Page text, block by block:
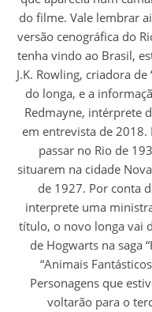
do filme. Vale lembrar
versão cenográfica do
tenha vindo ao Brasil,
J.K. Rowling, criadora
do longa, e a
Redmayne, intérprete
em entrevista de
passar no Rio de
situarem na cidade
de 1927. Por conta
interprete uma
título, o novo longa vai
de Hogwarts na saga
“Animais
Personagens que
voltarão para o